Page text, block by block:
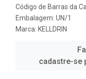
Código de Barras da
Embalagem: UN/1
Marca: KELLDRIN
cadastre-se